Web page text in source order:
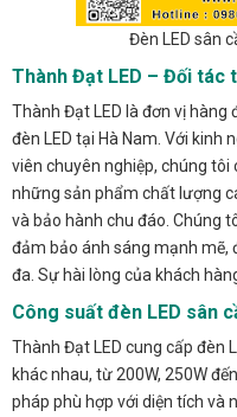
Đèn LED sân
Thành Đạt LED – Đối tác
Thành Đạt LED là đơn vị
đèn LED tại Hà Nam. Với kinh
viên chuyên nghiệp, chúng
những sản phẩm chất lượng
và bảo hành chu đáo. Chúng
đảm bảo ánh sáng mạnh mẽ,
đa. Sự hài lòng của khách
Công suất đèn LED sân
Thành Đạt LED cung cấp đèn
khác nhau, từ 200W, 250W
pháp phù hợp với diện tích và